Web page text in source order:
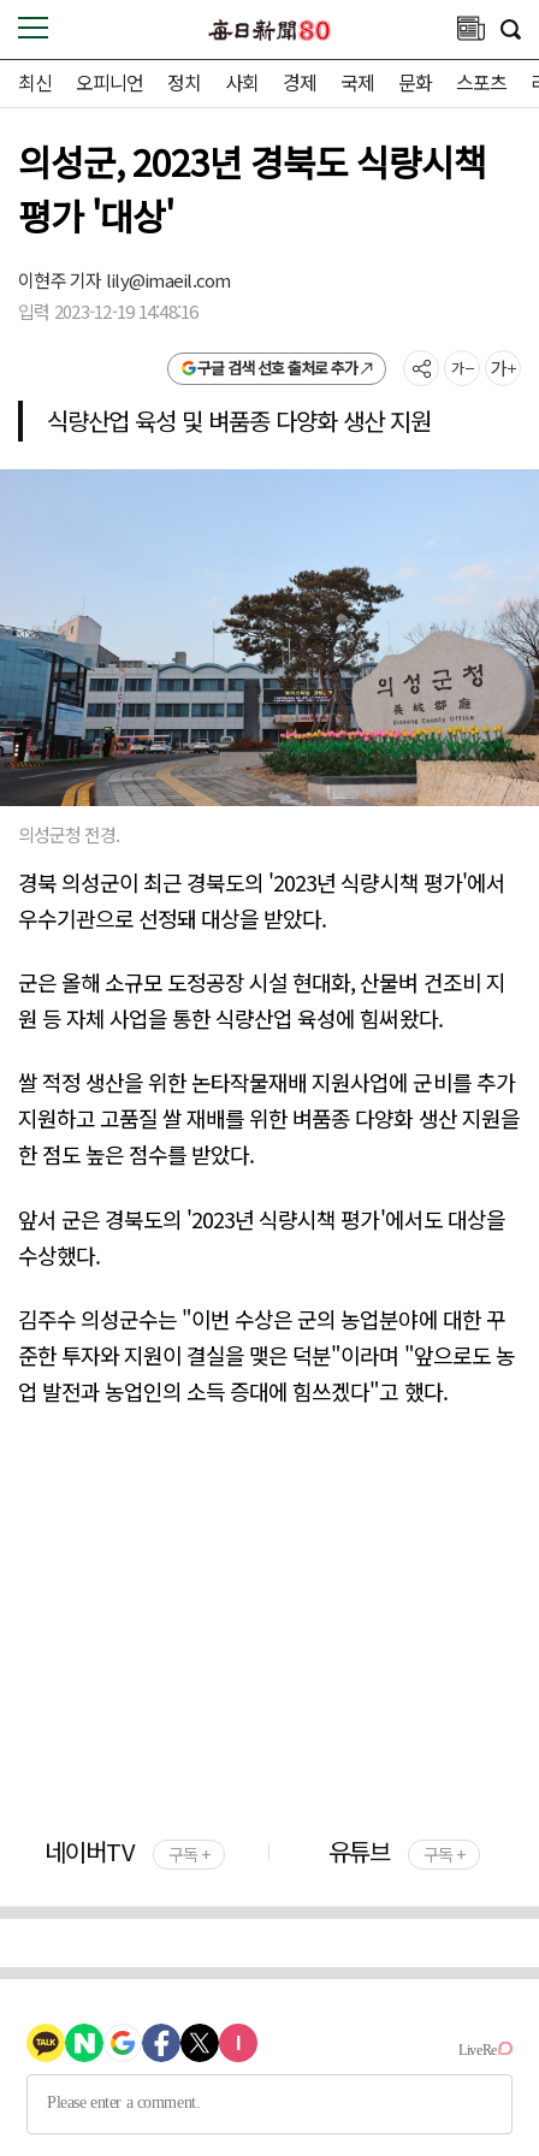
최신 오피니언 정치 사회 경제 국제 문화 스포츠
의성군, 2023년 경북도 식량시책
평가 '대상'
이현주 기자lily@imaeil.com
입력 2023-12-19 14:48:16
구글 검색 선호 출처로 추가
식량산업 육성 및 벼품종 다양화 생산 지원
의성군청 전경.
경북 의성군이 최근 경북도의 '2023년 식량시책 평가'에서
우수기관으로 선정돼 대상을 받았다.
군은 올해 소규모 도정공장 시설 현대화, 산물벼 건조비 지
원 등 자체 사업을 통한 식량산업 육성에 힘써왔다.
쌀 적정 생산을 위한 논타작물재배 지원사업에 군비를 추가
지원하고 고품질 쌀 재배를 위한 벼품종 다양화 생산 지원을
한 점도 높은 점수를 받았다.
앞서 군은 경북도의 '2023년 식량시책 평가'에서도 대상을
수상했다.
김주수 의성군수는 "이번 수상은 군의 농업분야에 대한 꾸
준한 투자와 지원이 결실을 맺은 덕분"이라며 "앞으로도 농
업 발전과 농업인의 소득 증대에 힘쓰겠다"고 했다.
네이버TV 구독 + 유튜브 구독 +